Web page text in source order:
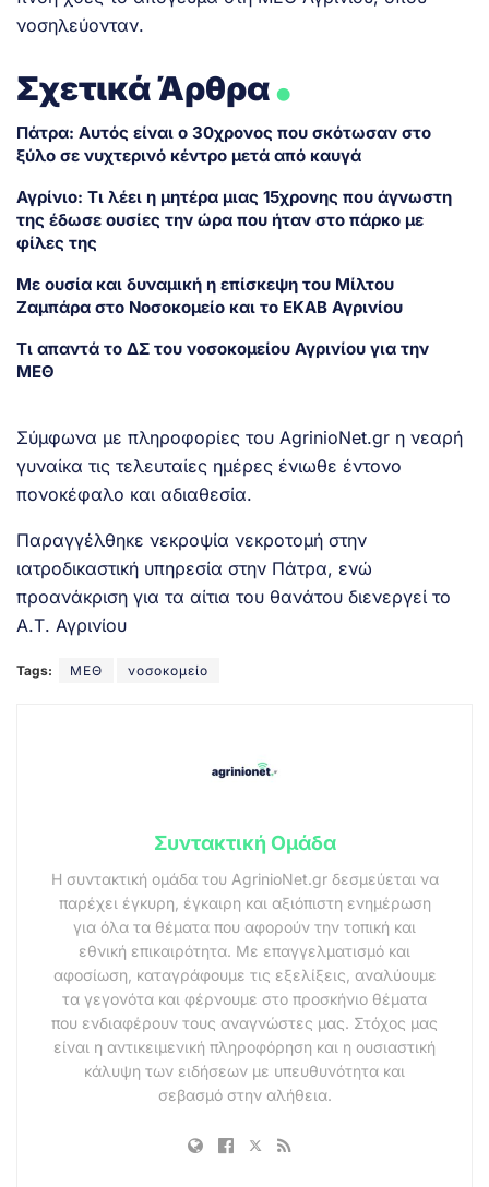
νοσηλεύονταν.
Σχετικά Άρθρα.
Πάτρα: Αυτός είναι ο 30χρονος που σκότωσαν στο
ξύλο σε νυχτερινό κέντρο μετά από καυγά
Αγρίνιο: Τι λέει η μητέρα μιας 15χρονης που άγνωστη
της έδωσε ουσίες την ώρα που ήταν στο πάρκο με
φίλες της
Με ουσία και δυναμική η επίσκεψη του Μίλτου
Ζαμπάρα στο Νοσοκομείο και το ΕΚΑΒ Αγρινίου
Τι απαντά το ΔΣ του νοσοκομείου Αγρινίου για την
ΜΕΘ
Σύμφωνα με πληροφορίες του AgrinioNet.gr η νεαρή
γυναίκα τις τελευταίες ημέρες ένιωθε έντονο
πονοκέφαλο και αδιαθεσία.
Παραγγέλθηκε νεκροψία νεκροτομή στην
ιατροδικαστική υπηρεσία στην Πάτρα, ενώ
προανάκριση για τα αίτια του θανάτου διενεργεί το
Α.Τ. Αγρινίου
Tags: ΜΕΘ νοσοκομείο
Συντακτική Ομάδα
Η συντακτική ομάδα του AgrinioNet.gr δεσμεύεται να
παρέχει έγκυρη, έγκαιρη και αξιόπιστη ενημέρωση
για όλα τα θέματα που αφορούν την τοπική και
εθνική επικαιρότητα. Με επαγγελματισμό και
αφοσίωση, καταγράφουμε τις εξελίξεις, αναλύουμε
τα γεγονότα και φέρνουμε στο προσκήνιο θέματα
που ενδιαφέρουν τους αναγνώστες μας. Στόχος μας
είναι η αντικειμενική πληροφόρηση και η ουσιαστική
κάλυψη των ειδήσεων με υπευθυνότητα και
σεβασμό στην αλήθεια.